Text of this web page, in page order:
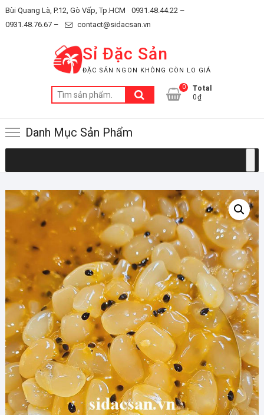
Skip
to
Bùi Quang Là, P.12, Gò Vấp, Tp.HCM
0931.48.44.22 –
0931.48.76.67 –
contact@sidacsan.vn
Sỉ Đặc Sản
ĐẶC SẢN NGON KHÔNG CÒN LO GIÁ
Tìm
kiếm:
0
Total
0₫
Danh Mục Sản Phẩm